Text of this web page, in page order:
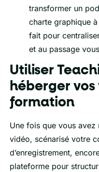
transformer un
charte graphique
fait pour
et au passage
Utiliser
héberger vos
formation
Une fois que vous
vidéo, scénarisé votre
d’enregistrement,
plateforme pour